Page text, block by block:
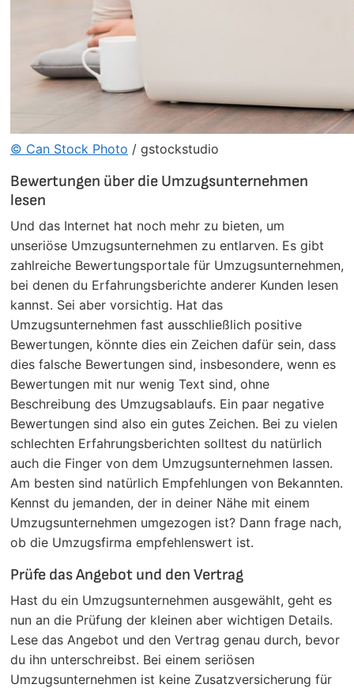
© Can Stock Photo / gstockstudio
Bewertungen über die Umzugsunternehmen
lesen
Und das Internet hat noch mehr zu bieten, um
unseriöse Umzugsunternehmen zu entlarven. Es gibt
zahlreiche Bewertungsportale für Umzugsunternehmen,
bei denen du Erfahrungsberichte anderer Kunden lesen
kannst. Sei aber vorsichtig. Hat das
Umzugsunternehmen fast ausschließlich positive
Bewertungen, könnte dies ein Zeichen dafür sein, dass
dies falsche Bewertungen sind, insbesondere, wenn es
Bewertungen mit nur wenig Text sind, ohne
Beschreibung des Umzugsablaufs. Ein paar negative
Bewertungen sind also ein gutes Zeichen. Bei zu vielen
schlechten Erfahrungsberichten solltest du natürlich
auch die Finger von dem Umzugsunternehmen lassen.
Am besten sind natürlich Empfehlungen von Bekannten.
Kennst du jemanden, der in deiner Nähe mit einem
Umzugsunternehmen umgezogen ist? Dann frage nach,
ob die Umzugsfirma empfehlenswert ist.
Prüfe das Angebot und den Vertrag
Hast du ein Umzugsunternehmen ausgewählt, geht es
nun an die Prüfung der kleinen aber wichtigen Details.
Lese das Angebot und den Vertrag genau durch, bevor
du ihn unterschreibst. Bei einem seriösen
Umzugsunternehmen ist keine Zusatzversicherung für